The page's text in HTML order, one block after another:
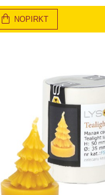
NOPIRKT